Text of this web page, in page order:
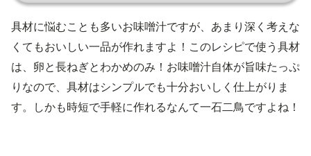
具材に悩むことも多いお味噌汁ですが、あまり深く考えな
くてもおいしい一品が作れますよ！このレシピで使う具材
は、卵と長ねぎとわかめのみ！お味噌汁自体が旨味たっぷ
りなので、具材はシンプルでも十分おいしく仕上がりま
す。しかも時短で手軽に作れるなんて一石二鳥ですよね！